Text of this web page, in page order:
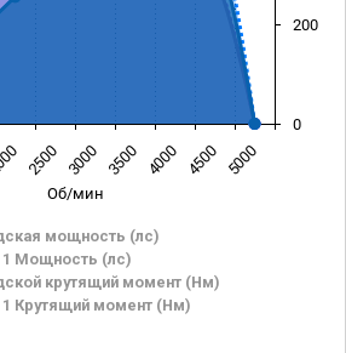
Об/мин
мощность (лс)
1 Мощность (лс)
крутящий момент (Нм)
1 Крутящий момент (Нм)
2500 3000 3500 4000 4500 5000
0
200